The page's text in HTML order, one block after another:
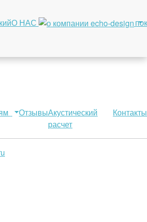
О НАС
ОтзывыАкустический
расчет
Контакты